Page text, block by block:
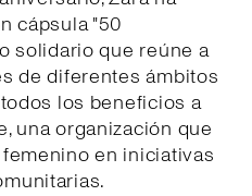
cápsula "50
solidario que reúne a
de diferentes ámbitos
los beneficios a
una organización que
en iniciativas